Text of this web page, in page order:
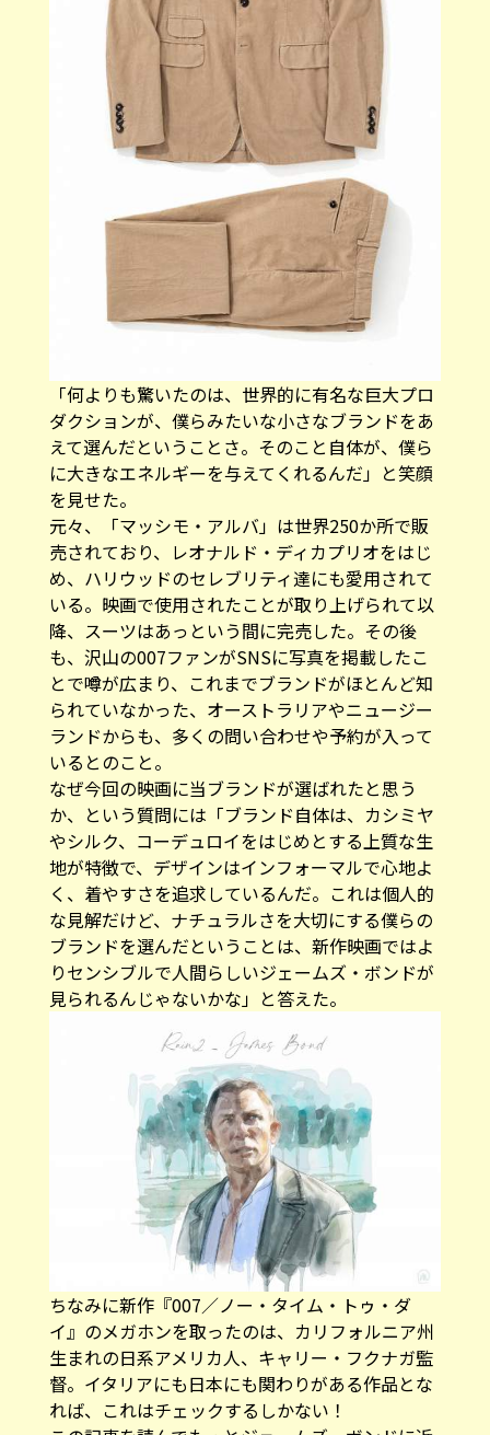
「何よりも驚いたのは、世界的に有名な巨大プロ
ダクションが、僕らみたいな小さなブランドをあ
えて選んだということさ。そのこと自体が、僕ら
に大きなエネルギーを与えてくれるんだ」と笑顔
を見せた。
元々、「マッシモ・アルバ」は世界250か所で販
売されており、レオナルド・ディカプリオをはじ
め、ハリウッドのセレブリティ達にも愛用されて
いる。映画で使用されたことが取り上げられて以
降、スーツはあっという間に完売した。その後
も、沢山の007ファンがSNSに写真を掲載したこ
とで噂が広まり、これまでブランドがほとんど知
られていなかった、オーストラリアやニュージー
ランドからも、多くの問い合わせや予約が入って
いるとのこと。
なぜ今回の映画に当ブランドが選ばれたと思う
か、という質問には「ブランド自体は、カシミヤ
やシルク、コーデュロイをはじめとする上質な生
地が特徴で、デザインはインフォーマルで心地よ
く、着やすさを追求しているんだ。これは個人的
な見解だけど、ナチュラルさを大切にする僕らの
ブランドを選んだということは、新作映画ではよ
りセンシブルで人間らしいジェームズ・ボンドが
見られるんじゃないかな」と答えた。
ちなみに新作『007／ノー・タイム・トゥ・ダ
イ』のメガホンを取ったのは、カリフォルニア州
生まれの日系アメリカ人、キャリー・フクナガ監
督。イタリアにも日本にも関わりがある作品とな
れば、これはチェックするしかない！